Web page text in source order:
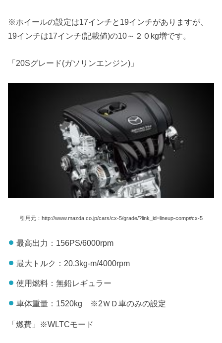
※ホイールの設定は17インチと19インチがありますが、
19インチは17インチ(記載値)の10～２０kg増です。
「20Sグレード(ガソリンエンジン)」
引用元：http://www.mazda.co.jp/cars/cx-5/grade/?link_id=lineup-comp#cx-5
最高出力：156PS/6000rpm
最大トルク：20.3kg-m/4000rpm
使用燃料：無鉛レギュラー
車体重量：1520kg ※2ＷＤ車のみの設定
「燃費」※WLTCモード